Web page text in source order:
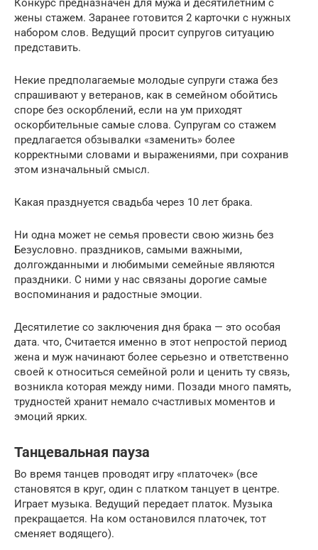
Конкурс предназначен для мужа и десятилетним с
жены стажем. Заранее готовится 2 карточки с нужных
набором слов. Ведущий просит супругов ситуацию
представить.
Некие предполагаемые молодые супруги стажа без
спрашивают у ветеранов, как в семейном обойтись
споре без оскорблений, если на ум приходят
оскорбительные самые слова. Супругам со стажем
предлагается обзывалки «заменить» более
корректными словами и выражениями, при сохранив
этом изначальный смысл.
Какая празднуется свадьба через 10 лет брака.
Ни одна может не семья провести свою жизнь без
Безусловно. праздников, самыми важными,
долгожданными и любимыми семейные являются
праздники. С ними у нас связаны дорогие самые
воспоминания и радостные эмоции.
Десятилетие со заключения дня брака — это особая
дата. что, Считается именно в этот непростой период
жена и муж начинают более серьезно и ответственно
своей к относиться семейной роли и ценить ту связь,
возникла которая между ними. Позади много память,
трудностей хранит немало счастливых моментов и
эмоций ярких.
Танцевальная пауза
Во время танцев проводят игру «платочек» (все
становятся в круг, один с платком танцует в центре.
Играет музыка. Ведущий передает платок. Музыка
прекращается. На ком остановился платочек, тот
сменяет водящего).